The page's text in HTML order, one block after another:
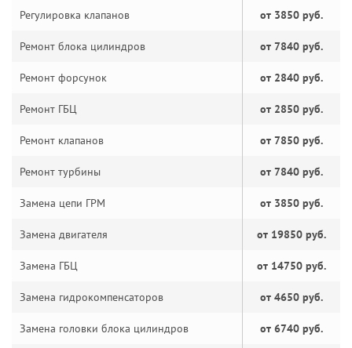
Регулировка клапанов от 3850 руб.
Ремонт блока цилиндров от 7840 руб.
Ремонт форсунок от 2840 руб.
Ремонт ГБЦ от 2850 руб.
Ремонт клапанов от 7850 руб.
Ремонт турбины от 7840 руб.
Замена цепи ГРМ от 3850 руб.
Замена двигателя от 19850 руб.
Замена ГБЦ от 14750 руб.
Замена гидрокомпенсаторов от 4650 руб.
Замена головки блока цилиндров от 6740 руб.